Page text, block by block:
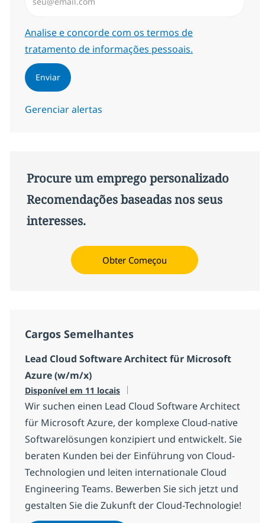
Required
Analise e concorde com os termos de
tratamento de informações pessoais.
Enviar
Gerenciar alertas
Procure um emprego personalizado
Recomendações baseadas nos seus
interesses.
Obter Começou
Cargos Semelhantes
Lead Cloud Software Architect für Microsoft
Azure (w/m/x)
Disponível em 11 locais
Wir suchen einen Lead Cloud Software Architect
für Microsoft Azure, der komplexe Cloud-native
Softwarelösungen konzipiert und entwickelt. Sie
beraten Kunden bei der Einführung von Cloud-
Technologien und leiten internationale Cloud
Engineering Teams. Bewerben Sie sich jetzt und
gestalten Sie die Zukunft der Cloud-Technologie!